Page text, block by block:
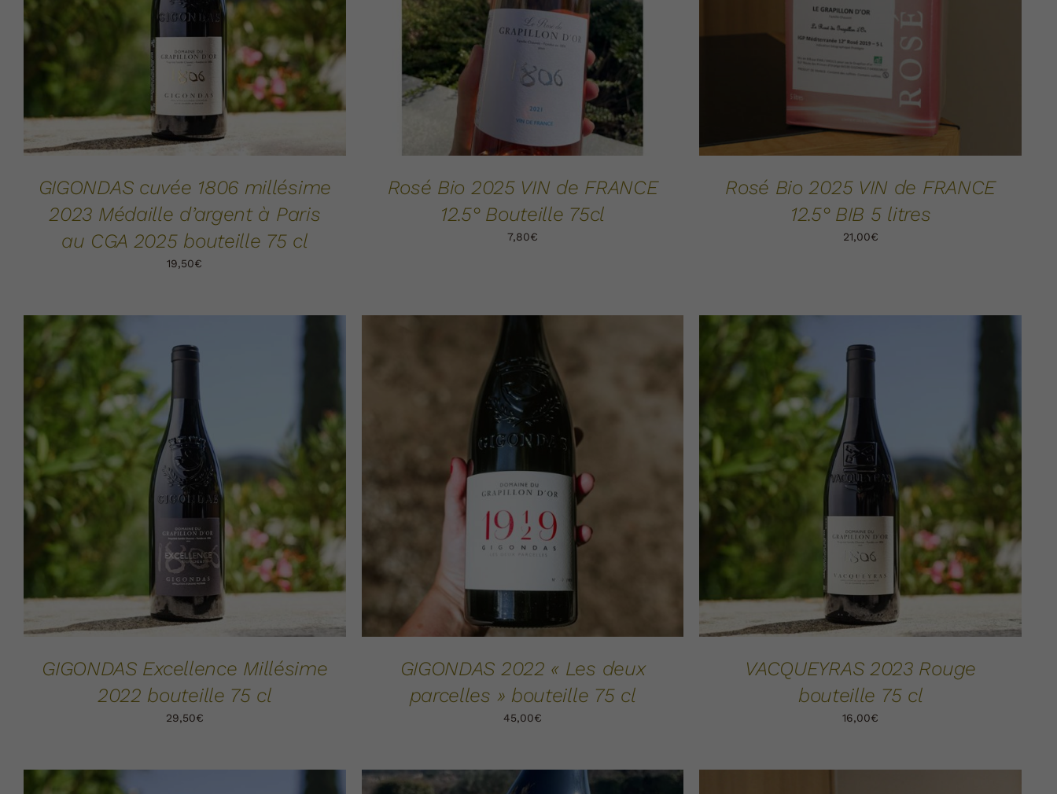
GIGONDAS cuvée 1806 millésime
2023 Médaille d’argent à Paris
au CGA 2025 bouteille 75 cl
19,50€
Rosé Bio 2025 VIN de FRANCE
12.5° Bouteille 75cl
7,80€
Rosé Bio 2025 VIN de FRANCE
12.5° BIB 5 litres
21,00€
AJOUTER AU PANIER / DÉTAILS
GIGONDAS Excellence Millésime
2022 bouteille 75 cl
29,50€
AJOUTER AU PANIER DÉTAILS
GIGONDAS 2022 « Les deux
parcelles » bouteille 75 cl
45,00€
AJOUTER AU PANIER /
VACQUEYRAS 2023 Rouge
bouteille 75 cl
16,00€